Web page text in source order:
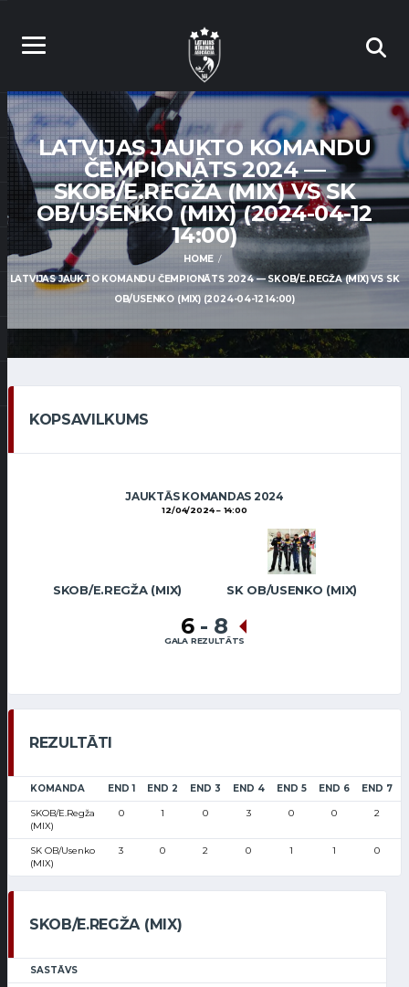
LATVIJAS JAUKTO KOMANDU
ČEMPIONĀTS 2024 —
SKOB/E.REGŽA (MIX) VS SK
OB/USENKO (MIX) (2024-04-12
14:00)
HOME
LATVIJAS JAUKTO KOMANDU ČEMPIONĀTS 2024 — SKOB/E.REGŽA (MIX) VS SK
OB/USENKO (MIX) (2024-04-12 14:00)
KOPSAVILKUMS
JAUKTĀS KOMANDAS 2024
12/04/2024 14:00
SKOB/E.REGŽA (MIX) SK OB/USENKO (MIX)
6 - 8
GALA REZULTĀTS
REZULTĀTI
KOMANDA END 1 END 2 END 3 END 4 END 5 END 6 END 7
SKOB/E.Regža
(MIX)
0 1 0 3 0 0 2
SK OB/Usenko
(MIX)
3 0 2 0 1 1 0
SKOB/E.REGŽA (MIX)
SASTĀVS